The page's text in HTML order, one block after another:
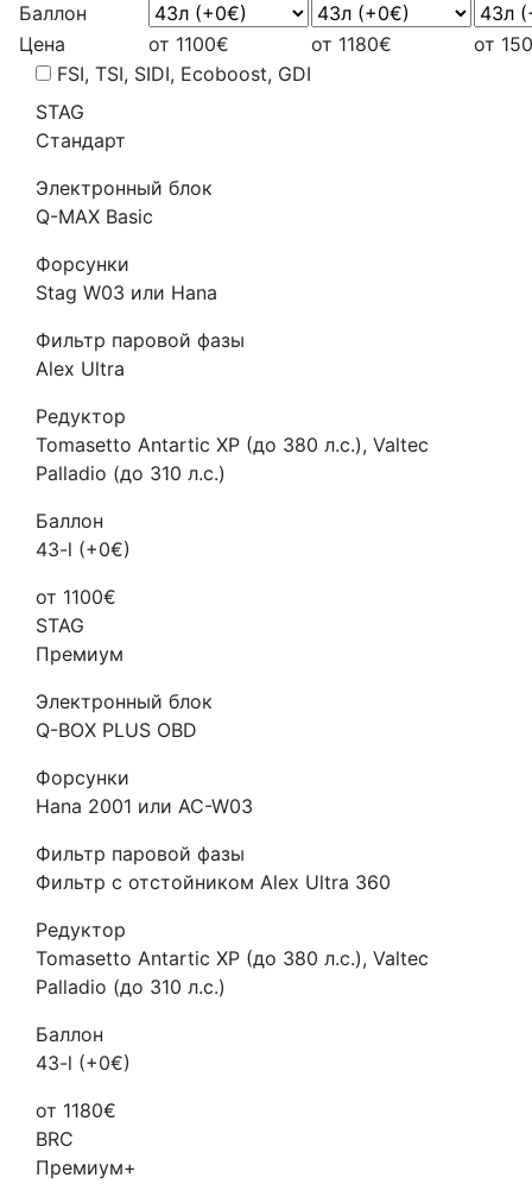
Баллон
Цена
от 1100€ от 1180€
от
FSI, TSI, SIDI, Ecoboost, GDI
STAG
Стандарт
Электронный блок
Q-MAX Basic
Форсунки
Stag W03 или Hana
Фильтр паровой фазы
Alex Ultra
Редуктор
Tomasetto Antartic XP (до 380 л.с.), Valtec
Palladio (до 310 л.с.)
Баллон
43-l (+0€)
от 1100€
STAG
Премиум
Электронный блок
Q-BOX PLUS OBD
Форсунки
Hana 2001 или AC-W03
Фильтр паровой фазы
Фильтр с отстойником Alex Ultra 360
Редуктор
Tomasetto Antartic XP (до 380 л.с.), Valtec
Palladio (до 310 л.с.)
Баллон
43-l (+0€)
от 1180€
BRC
Премиум+